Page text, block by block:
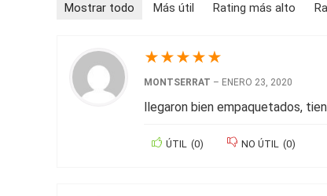
Mostrar todo Más útil Rating más alto
★★★★★
MONTSERRAT – ENERO 23, 2020
llegaron bien empaquetados,
ÚTIL (0) NO ÚTIL (0)